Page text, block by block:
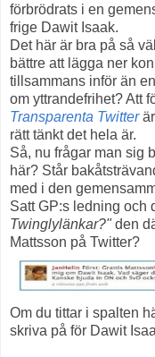
förbrödrats i en
frige Dawit Isaak.
Det här är bra på så
bättre att lägga ner
tillsammans inför än
om yttrandefrihet? Att
Transparenta Twitterär
rätt tänkt det hela är.
Så, nu frågar man sig
här? Står
med i den
Satt GP:s ledning och
Twinglylänkar?"den
Mattsson på Twitter?
Om du tittar i spalten
skriva på för Dawit